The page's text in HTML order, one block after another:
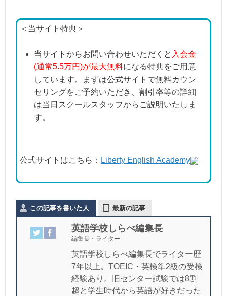
土曜日：13:00-翌23:59
＊2022年6月現在のカレンダーです。
アクセス
〒108-0014 東京都港区芝5-13-14
・JR田町駅より徒歩5分
＜当サイト特典＞
当サイトからお問い合わせいただくと 入会金
(通常5.5万円)が最大無料になる特典をご用意
しています。まずは公式サイトで無料カウン
セリングをご予約いただき、割引率等の詳細
は当日スクールスタッフからご説明いたしま
す。
公式サイトはこちら： Liberty English Academy
この記事を書いた人 最新の記事
英語学校しらべ編集長
編集長・ライター
英語学校しらべ編集長でライター歴
7年以上。TOEIC・英検準2級の受検
経験あり。旧センター試験では8割
超と学生時代から英語が好きだった